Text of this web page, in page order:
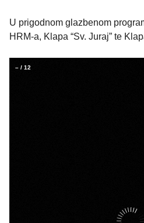
U prigodnom glazbenom
HRM-a, Klapa “Sv. Juraj” te
– / 12